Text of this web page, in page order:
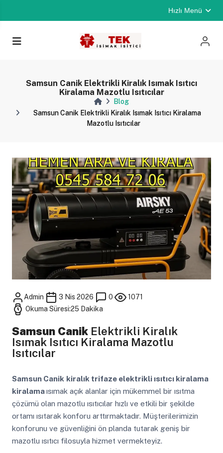
Hızlı Menü
Samsun Canik Elektrikli Kiralık Isımak Isıtıcı
Kiralama Mazotlu Isıtıcılar
Blog
Samsun Canik Elektrikli Kiralık Isımak Isıtıcı Kiralama
Mazotlu Isıtıcılar
Admin 3 Nis 2026 0
1071
Okuma Süresi:25 Dakika
Samsun CanikElektrikli Kiralık
Isımak Isıtıcı Kiralama Mazotlu
Isıtıcılar
Samsun Canik kiralık trifaze elektrikli ısıtıcı kiralama
kiralamaısımak açık alanlar için mükemmel bir ısıtma
çözümü olan mazotlu ısıtıcılar hızlı ve etkili bir şekilde
ortamı ısıtarak konforu arttırmaktadır. Müşterilerimizin
konforunu ve güvenliğini ön planda tutarak geniş bir
mazotlu ısıtıcı filosuyla hizmet vermekteyiz.